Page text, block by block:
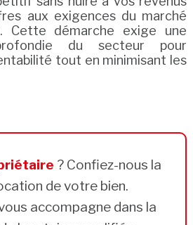
aux exigences du marché
Cette démarche exige une
du secteur pour
tout en minimisant les
? Confiez-nous la
de votre bien.
accompagne dans la